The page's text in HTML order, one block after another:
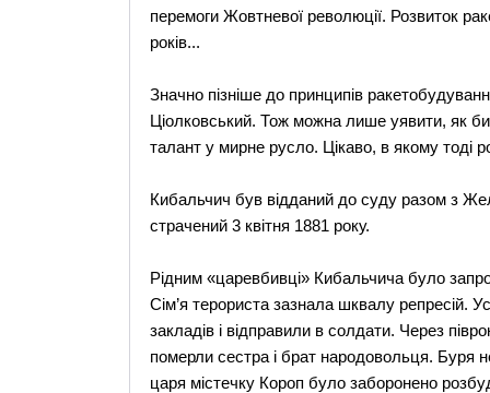
перемоги Жовтневої революції. Розвиток
років...
Значно пізніше до принципів
Ціолковський. Тож можна лише уявити, як
талант у мирне русло. Цікаво, в якому тоді
Кибальчич був відданий до суду разом з
страчений 3 квітня 1881 року.
Рідним «царевбивці» Кибальчича було
Сiм’я терориста зазнала шквалу репресій.
закладів і відправили в солдати. Через
померли сестра і брат народовольця. Буря
царя містечку Короп було заборонено